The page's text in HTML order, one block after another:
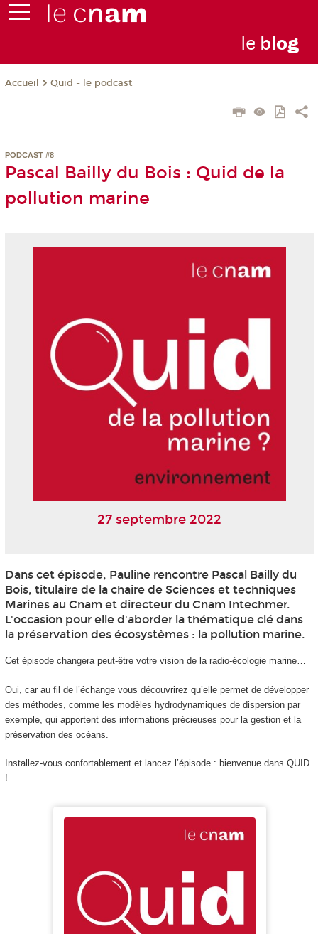
le blog
Accueil Quid - le podcast
PODCAST #8
Pascal Bailly du Bois : Quid de la
pollution marine
27 septembre 2022
Dans cet épisode, Pauline rencontre Pascal Bailly du
Bois, titulaire de la chaire de Sciences et techniques
Marines au Cnam et directeur du Cnam Intechmer.
L'occasion pour elle d'aborder la thématique clé dans
la préservation des écosystèmes : la pollution marine.
Cet épisode changera peut-être votre vision de la radio-écologie marine…
Oui, car au fil de l’échange vous découvrirez qu’elle permet de développer
des méthodes, comme les modèles hydrodynamiques de dispersion par
exemple, qui apportent des informations précieuses pour la gestion et la
préservation des océans.
Installez-vous confortablement et lancez l’épisode : bienvenue dans QUID
!